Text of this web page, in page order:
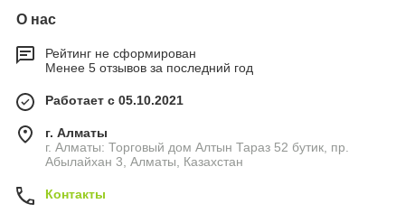
О нас
Рейтинг не сформирован
Менее 5 отзывов за последний год
Работает с 05.10.2021
г. Алматы
г. Алматы: Торговый дом Алтын Тараз 52 бутик, пр.
Абылайхан 3, Алматы, Казахстан
Контакты